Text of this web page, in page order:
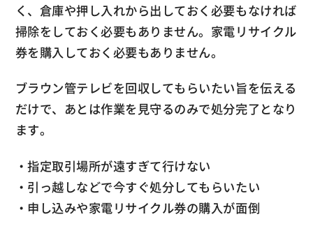
く、倉庫や押し入れから出しておく必要もなければ
掃除をしておく必要もありません。家電リサイクル
券を購入しておく必要もありません。
ブラウン管テレビを回収してもらいたい旨を伝える
だけで、あとは作業を見守るのみで処分完了となり
ます。
・指定取引場所が遠すぎて行けない
・引っ越しなどで今すぐ処分してもらいたい
・申し込みや家電リサイクル券の購入が面倒